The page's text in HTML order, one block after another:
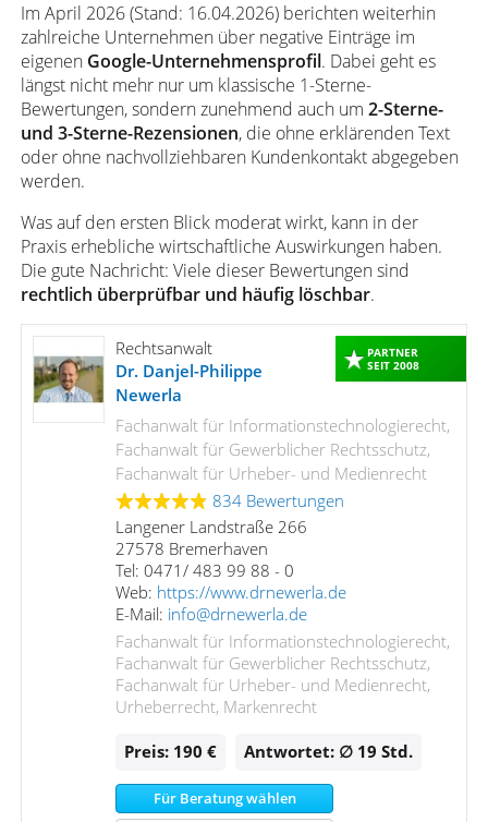
Im April 2026 (Stand: 16.04.2026) berichten weiterhin
zahlreiche Unternehmen über negative Einträge im
eigenen Google-Unternehmensprofil. Dabei geht es
längst nicht mehr nur um klassische 1-Sterne-
Bewertungen, sondern zunehmend auch um 2-Sterne-
und 3-Sterne-Rezensionen, die ohne erklärenden Text
oder ohne nachvollziehbaren Kundenkontakt abgegeben
werden.
Was auf den ersten Blick moderat wirkt, kann in der
Praxis erhebliche wirtschaftliche Auswirkungen haben.
Die gute Nachricht: Viele dieser Bewertungen sind
rechtlich überprüfbar und häufig löschbar.
PARTNER
SEIT 2008
Rechtsanwalt
Dr. Danjel-Philippe
Newerla
Fachanwalt für Informationstechnologierecht,
Fachanwalt für Gewerblicher Rechtsschutz,
Fachanwalt für Urheber- und Medienrecht
834 Bewertungen
Langener Landstraße 266
27578 Bremerhaven
Tel: 0471/ 483 99 88 - 0
Web: https://www.drnewerla.de
E-Mail: info@drnewerla.de
Fachanwalt für Informationstechnologierecht,
Fachanwalt für Gewerblicher Rechtsschutz,
Fachanwalt für Urheber- und Medienrecht,
Urheberrecht, Markenrecht
Preis: 190 € Antwortet: ∅ 19Std.
Für Beratung wählen